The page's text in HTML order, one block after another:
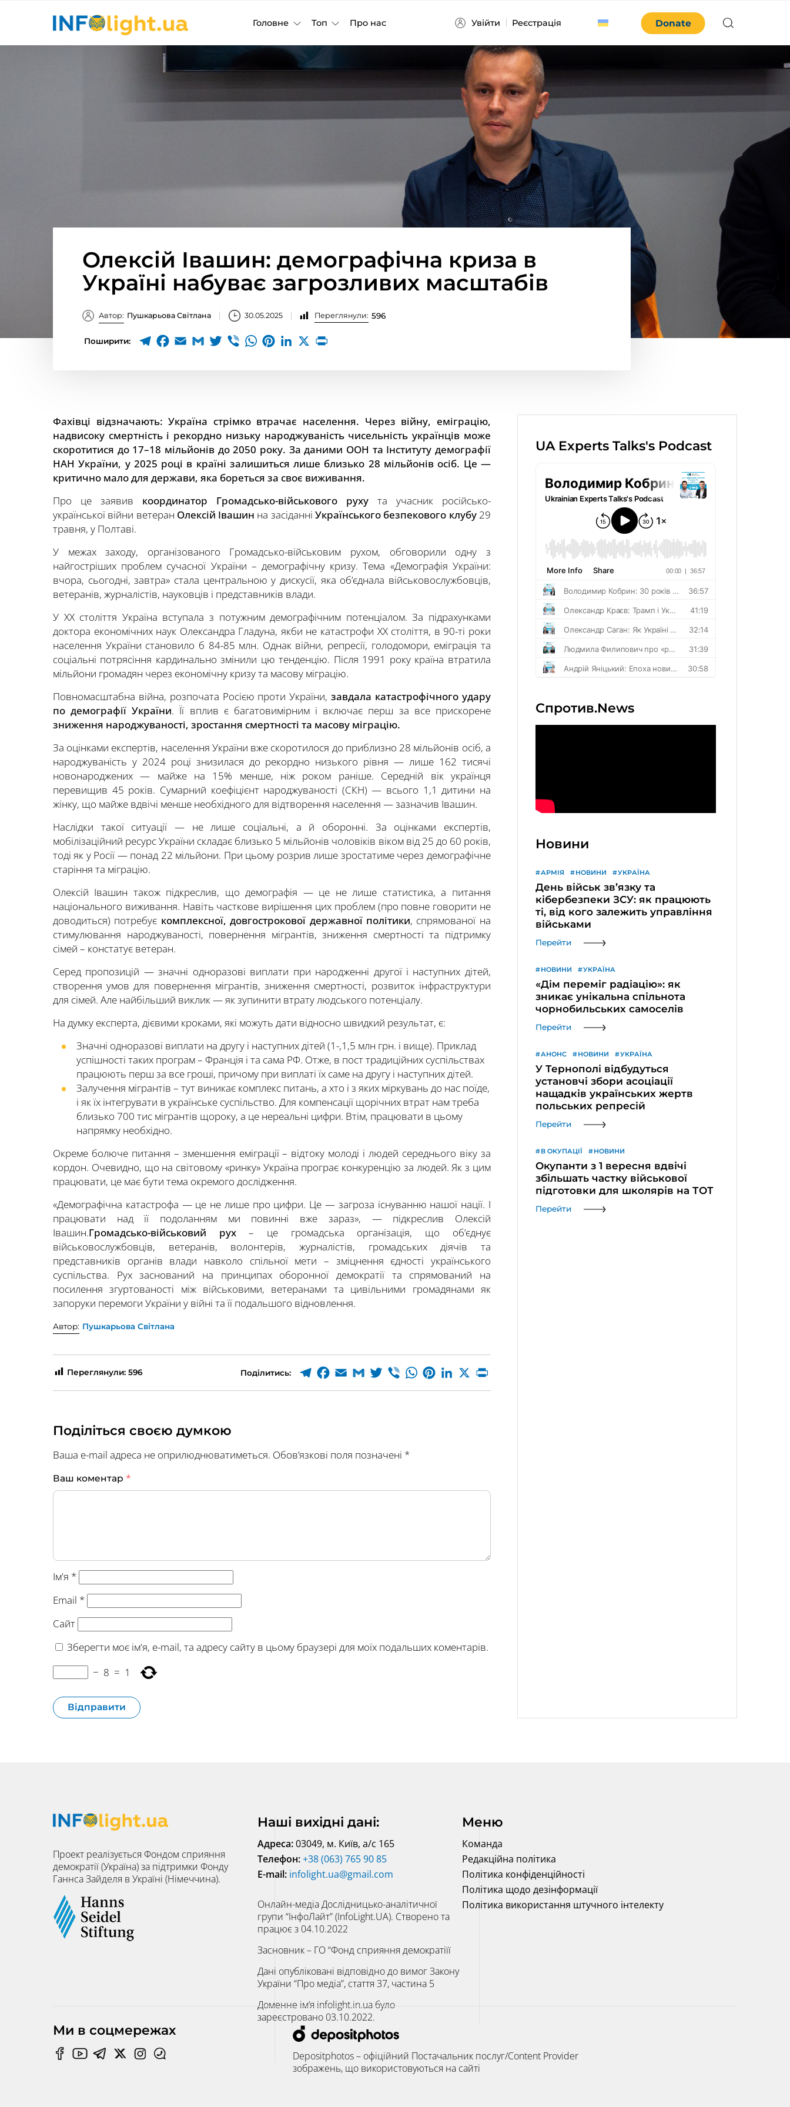
Головне Топ Про нас Увійти Реєстрація Donate
Олексій Івашин: демографічна криза в
Україні набуває загрозливих масштабів
Автор: Пушкарьова Світлана 30.05.2025 Переглянули: 596
Поширити:
Фахівці відзначають: Україна стрімко втрачає населення. Через війну, еміграцію,
надвисоку смертність і рекордно низьку народжуваність чисельність українців може
скоротитися до 17–18 мільйонів до 2050 року. За даними ООН та Інституту демографії
НАН України, у 2025 році в країні залишиться лише близько 28 мільйонів осіб. Це —
критично мало для держави, яка бореться за своє виживання.
Про це заявив координатор Громадсько-військового руху та учасник російсько-
української війни ветеран Олексій Івашин на засіданніУкраїнського безпекового клубу29
травня, у Полтаві.
У межах заходу, організованого Громадсько-військовим рухом, обговорили одну з
найгостріших проблем сучасної України – демографічну кризу. Тема «Демографія України:
вчора, сьогодні, завтра» стала центральною у дискусії, яка об’єднала військовослужбовців,
ветеранів, журналістів, науковців і представників влади.
У ХХ століття Україна вступала з потужним демографічним потенціалом. За підрахунками
доктора економічних наук Олександра Гладуна, якби не катастрофи ХХ століття, в 90-ті роки
населення України становило б 84-85 млн. Однак війни, репресії, голодомори, еміграція та
соціальні потрясіння кардинально змінили цю тенденцію. Після 1991 року країна втратила
мільйони громадян через економічну кризу та масову міграцію.
Повномасштабна війна, розпочата Росією проти України,завдала катастрофічного удару
по демографії України. Її вплив є багатовимірним і включає перш за все прискорене
зниження народжуваності, зростання смертності та масову міграцію.
За оцінками експертів, населення України вже скоротилося до приблизно 28 мільйонів осіб, а
народжуваність у 2024 році знизилася до рекордно низького рівня — лише 162 тисячі
новонароджених — майже на 15% менше, ніж роком раніше. Середній вік українця
перевищив 45 років. Сумарний коефіцієнт народжуваності (СКН) — всього 1,1 дитини на
жінку, що майже вдвічі менше необхідного для відтворення населення — зазначив Івашин.
Наслідки такої ситуації — не лише соціальні, а й оборонні. За оцінками експертів,
мобілізаційний ресурс України складає близько 5 мільйонів чоловіків віком від 25 до 60 років,
тоді як у Росії — понад 22 мільйони. При цьому розрив лише зростатиме через демографічне
старіння та міграцію.
Олексій Івашин також підкреслив, що демографія — це не лише статистика, а питання
національного виживання. Навіть часткове вирішення цих проблем (про повне говорити не
доводиться) потребує комплексної, довгострокової державної політики, спрямованої на
стимулювання народжуваності, повернення мігрантів, зниження смертності та підтримку
сімей – констатує ветеран.
Серед пропозицій — значні одноразові виплати при народженні другої і наступних дітей,
створення умов для повернення мігрантів, зниження смертності, розвиток інфраструктури
для сімей. Але найбільший виклик — як зупинити втрату людського потенціалу.
На думку експерта, дієвими кроками, які можуть дати відносно швидкий результат, є:
Значні одноразові виплати на другу і наступних дітей (1-,1,5 млн грн. і вище). Приклад
успішності таких програм – Франція і та сама РФ. Отже, в пост традиційних суспільствах
працюють перш за все гроші, причому при виплаті їх саме на другу і наступних дітей.
Залучення мігрантів – тут виникає комплекс питань, а хто і з яких міркувань до нас поїде,
і як їх інтегрувати в українське суспільство. Для компенсації щорічних втрат нам треба
близько 700 тис мігрантів щороку, а це нереальні цифри. Втім, працювати в цьому
напрямку необхідно.
Окреме болюче питання – зменшення еміграції – відтоку молоді і людей середнього віку за
кордон. Очевидно, що на світовому «ринку» Україна програє конкуренцію за людей. Як з цим
працювати, це має бути тема окремого дослідження.
«Демографічна катастрофа — це не лише про цифри. Це — загроза існуванню нашої нації. І
працювати над її подоланням ми повинні вже зараз», — підкреслив Олексій
Івашин.Громадсько-військовий рух– це громадська організація, що об’єднує
військовослужбовців, ветеранів, волонтерів, журналістів, громадських діячів та
представників органів влади навколо спільної мети – зміцнення єдності українського
суспільства. Рух заснований на принципах оборонної демократії та спрямований на
посилення згуртованості між військовими, ветеранами та цивільними громадянами як
запоруки перемоги України у війні та її подальшого відновлення.
Автор: Пушкарьова Світлана
Переглянули: 596 Поділитись:
Поділіться своєю думкою
Ваша e-mail адреса не оприлюднюватиметься. Обов’язкові поля позначені *
Ваш коментар *
Ім'я *
Email *
Сайт
Зберегти моє ім'я, e-mail, та адресу сайту в цьому браузері для моїх подальших коментарів.
− 8 = 1
UA Experts Talks's Podcast
Спротив.News
Новини
АРМІЯ НОВИНИ УКРАЇНА
День військ зв’язку та
кібербезпеки ЗСУ: як працюють
ті, від кого залежить управління
військами
Перейти
НОВИНИ УКРАЇНА
«Дім переміг радіацію»: як
зникає унікальна спільнота
чорнобильських самоселів
Перейти
АНОНС НОВИНИ УКРАЇНА
У Тернополі відбудуться
установчі збори асоціації
нащадків українських жертв
польських репресій
Перейти
В ОКУПАЦІЇ НОВИНИ
Окупанти з 1 вересня вдвічі
збільшать частку військової
підготовки для школярів на ТОТ
Перейти
Проект реалізується Фондом сприяння
демократії (Україна) за підтримки Фонду
Ганнса Зайделя в Україні (Німеччина).
Наші вихідні дані:
Адреса:03049, м. Київ, а/с 165
Телефон:+38 (063) 765 90 85
E-mail: infolight.ua@gmail.com
Онлайн-медіа Дослідницько-аналітичної
групи “ІнфоЛайт” (InfoLight.UA). Створено та
працює з 04.10.2022
Засновник – ГО “Фонд сприяння демократіїї
Дані опубліковані відповідно до вимог Закону
України “Про медіа”, стаття 37, частина 5
Доменне ім’я infolight.in.ua було
зареєстровано 03.10.2022.
Меню
Команда
Редакційна політика
Політика конфіденційності
Політика щодо дезінформації
Політика використання штучного інтелекту
Ми в соцмережах
Depositphotos – офіційний Постачальник послуг/Content Provider
зображень, що використовуються на сайті